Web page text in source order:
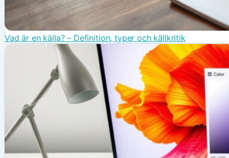
Vad är en källa? – Definition, typer och källkritik